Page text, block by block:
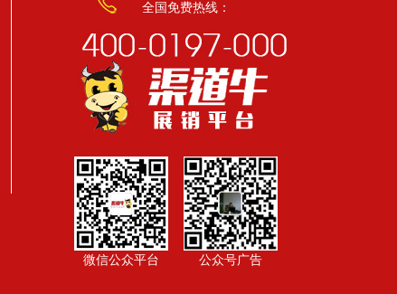
全国免费热线：
微信公众平台 公众号广告